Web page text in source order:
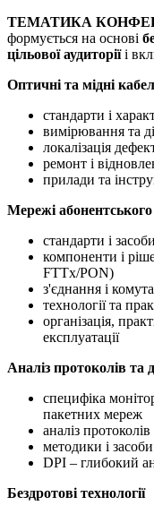
ТЕМАТИКА
формується на основі
цільової аудиторіїі
Оптичні та мідні
стандарти і
вимірювання та
локалізація
ремонт і
прилади та
Мережі
стандарти і
компоненти і
FTTx/PON)
з'єднання і
технології та
організація,
експлуатації
Аналіз протоколів та
специфіка
пакетних мереж
аналіз
методики і
DPI – глибокий
Бездротові технології